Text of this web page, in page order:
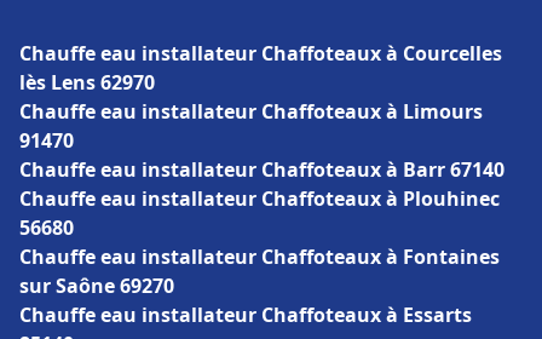
Chauffe eau installateur Chaffoteaux à Courcelles
lès Lens 62970
Chauffe eau installateur Chaffoteaux à Limours
91470
Chauffe eau installateur Chaffoteaux à Barr 67140
Chauffe eau installateur Chaffoteaux à Plouhinec
56680
Chauffe eau installateur Chaffoteaux à Fontaines
sur Saône 69270
Chauffe eau installateur Chaffoteaux à Essarts